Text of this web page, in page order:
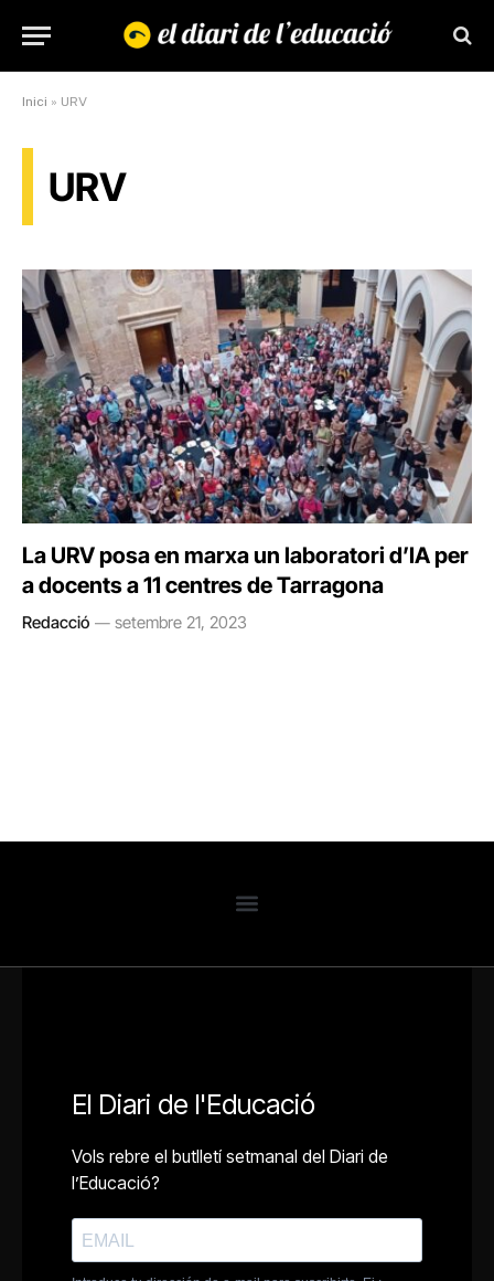
Inici » URV
URV
La URV posa en marxa un laboratori d’IA per
a docents a 11 centres de Tarragona
Redacció setembre 21, 2023